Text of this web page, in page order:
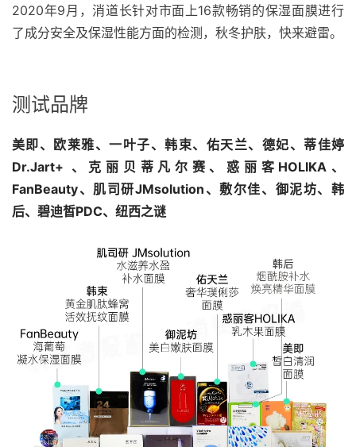
2020年9月，消道长针对市面上16款畅销的保湿面膜进行
了成分安全及保湿性能方面的检测，秋冬护肤，快来避雷。
测试品牌
美即、欧莱雅、一叶子、韩束、佑天兰、德妃、蒂佳婷
Dr.Jart+ 、克丽贝蒂凡尔赛、惑丽客HOLIKA、
FanBeauty、肌司研JMsolution、敷尔佳、御泥坊、韩
后、碧迪皙PDC、纽西之谜